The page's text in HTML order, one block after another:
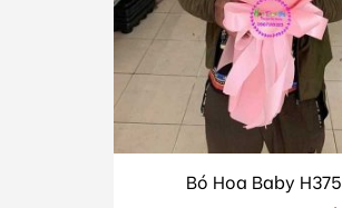
Bó Hoa Baby H375